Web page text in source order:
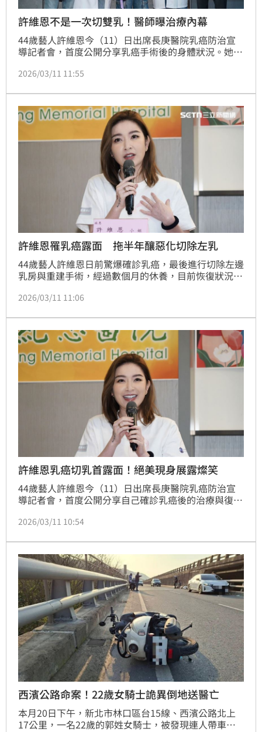
許維恩不是一次切雙乳！醫師曝治療內幕
44歲藝人許維恩今（11）日出席長庚醫院乳癌防治宣
導記者會，首度公開分享乳癌手術後的身體狀況。她透
兩顆腫瘤，其中一顆為惡性腫瘤，最終決定進行切除與
但今天醫師也澄清，許維恩是左側切除，右邊放入假
體。趙浩雲
2026/03/11 11:55
許維恩罹乳癌露面 拖半年釀惡化切除左乳
44歲藝人許維恩日前驚爆確診乳癌，最後進行切除左邊
乳房與重建手術，經過數個月的休養，目前恢復狀況良
恢復得非常好，傷口也很小，不過她有蟹足腫體質，目
比以前更樂觀。
2026/03/11 11:06
許維恩乳癌切乳首露面！絕美現身展露燦笑
44歲藝人許維恩今（11）日出席長庚醫院乳癌防治宣
導記者會，首度公開分享自己確診乳癌後的治療與復原
好，甚至術後一個月就已經重新投入工作，也坦言這段
2026/03/11 10:54
西濱公路命案！22歲女騎士詭異倒地送醫亡
本月20日下午，新北市林口區台15線、西濱公路北上
17公里，一名22歲的郭姓女騎士，被發現連人帶車倒